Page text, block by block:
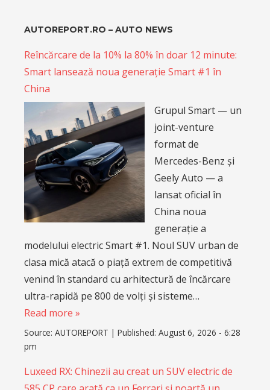
AUTOREPORT.RO – AUTO NEWS
Reîncărcare de la 10% la 80% în doar 12 minute:
Smart lansează noua generație Smart #1 în
China
Grupul Smart — un
joint-venture
format de
Mercedes-Benz și
Geely Auto — a
lansat oficial în
China noua
generație a
modelului electric Smart #1. Noul SUV urban de
clasa mică atacă o piață extrem de competitivă
venind în standard cu arhitectură de încărcare
ultra-rapidă pe 800 de volți și sisteme…
Read more »
Source: AUTOREPORT | Published: August 6, 2026 - 6:28
pm
Luxeed RX: Chinezii au creat un SUV electric de